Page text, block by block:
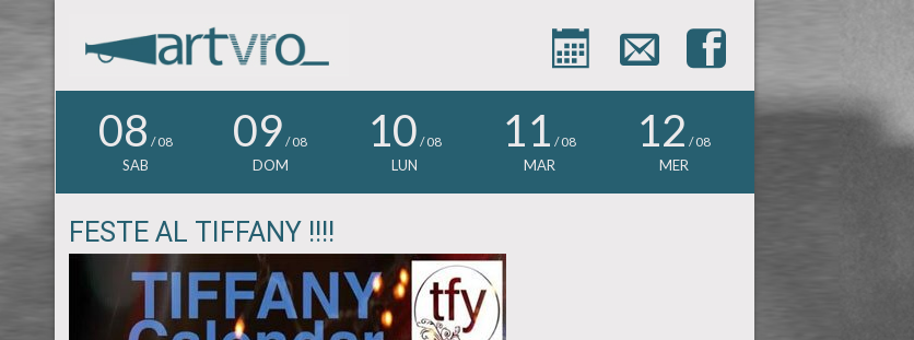



08 / 08
SAB
09 / 08
DOM
10 / 08
LUN
11 / 08
MAR
12 / 08
MER
FESTE AL TIFFANY !!!!